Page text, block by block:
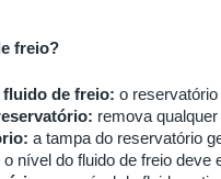
freio?
fluido de freio: o
remova
a tampa do reservatório
o nível do fluido de freio